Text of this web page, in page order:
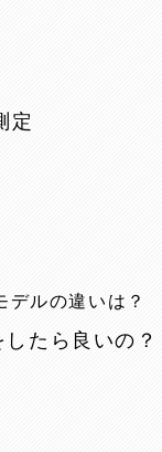
定
ルの違いは？
たら良いの？